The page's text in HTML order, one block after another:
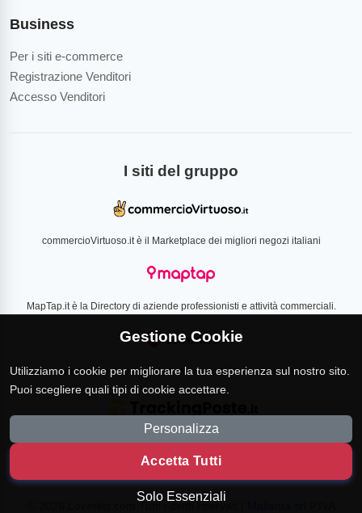
Business
Per i siti e-commerce
Registrazione Venditori
Accesso Venditori
I siti del gruppo
commercioVirtuoso.it è il Marketplace dei migliori negozi italiani
MapTap.it è la Directory di aziende professionisti e attività commerciali.
Loverlist.com è il comparatore di prezzo CSS certificato Google
Gestione Cookie
Utilizziamo i cookie per migliorare la tua esperienza sul nostro sito.
Puoi scegliere quali tipi di cookie accettare.
Personalizza
Accetta Tutti
Solo Essenziali